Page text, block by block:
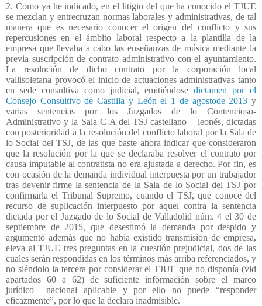
2. Como ya he indicado, en el litigio del que ha conocido el TJUE
se mezclan y entrecruzan normas laborales y administrativas, de tal
manera que es necesario conocer el origen del conflicto y sus
repercusiones en el ámbito laboral respecto a la plantilla de la
empresa que llevaba a cabo las enseñanzas de música mediante la
previa suscripción de contrato administrativo con el ayuntamiento.
La resolución de dicho contrato por la corporación local
vallisoletana provocó el inicio de actuaciones administrativas tanto
en sede consultiva como judicial, emitiéndose dictamen por el
Consejo Consultivo de Castilla y León el 1 de agostode 2013 y
varias sentencias por los Juzgados de lo Contencioso-
Administrativo y la Sala C-A del TSJ castellano – leonés, dictadas
con posterioridad a la resolución del conflicto laboral por la Sala de
lo Social del TSJ, de las que baste ahora indicar que consideraron
que la resolución por la que se declaraba resolver el contrato por
causa imputable al contratista no era ajustada a derecho. Por fin, es
con ocasión de la demanda individual interpuesta por un trabajador
tras devenir firme la sentencia de la Sala de lo Social del TSJ por
confirmarla el Tribunal Supremo, cuando el TSJ, que conoce del
recurso de suplicación interpuesto por aquel contra la sentencia
dictada por el Juzgado de lo Social de Valladolid núm. 4 el 30 de
septiembre de 2015, que desestimó la demanda por despido y
argumentó además que no había existido transmisión de empresa,
eleva al TJUE tres preguntas en la cuestión prejudicial, dos de las
cuales serán respondidas en los términos más arriba referenciados, y
no siéndolo la tercera por considerar el TJUE que no disponía (vid
apartados 60 a 62) de suficiente información sobre el marco
jurídico
nacional aplicable y por ello no puede “responder
eficazmente”, por lo que la declara inadmisible.